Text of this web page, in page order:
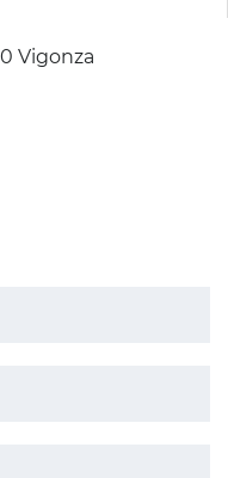
Vigonza